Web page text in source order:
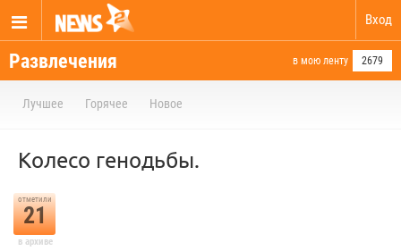
Вход
Развлечения в мою ленту 2679
Лучшее Горячее Новое
Колесо генодьбы.
отметили
21
в архиве